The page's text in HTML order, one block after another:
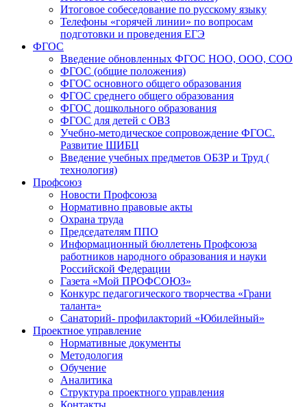
Итоговое собеседование по русскому языку
Телефоны «горячей линии» по вопросам
подготовки и проведения ЕГЭ
ФГОС
Введение обновленных ФГОС НОО, ООО, СОО
ФГОС (общие положения)
ФГОС основного общего образования
ФГОС среднего общего образования
ФГОС дошкольного образования
ФГОС для детей с ОВЗ
Учебно-методическое сопровождение ФГОС.
Развитие ШИБЦ
Введение учебных предметов ОБЗР и Труд (
технология)
Профсоюз
Новости Профсоюза
Нормативно правовые акты
Охрана труда
Председателям ППО
Информационный бюллетень Профсоюза
работников народного образования и науки
Российской Федерации
Газета «Мой ПРОФСОЮЗ»
Конкурс педагогического творчества «Грани
таланта»
Санаторий- профилакторий «Юбилейный»
Проектное управление
Нормативные документы
Методология
Обучение
Аналитика
Структура проектного управления